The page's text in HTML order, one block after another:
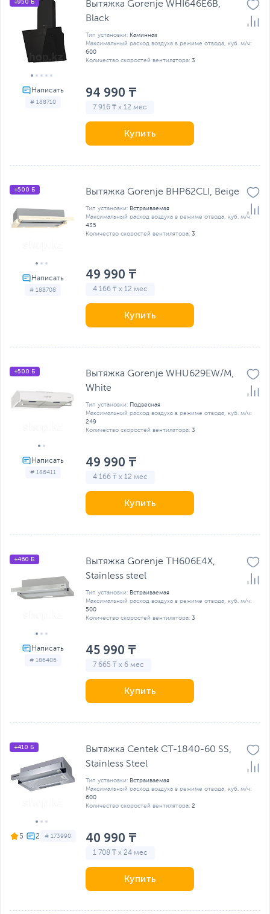
# 188710
+950 Б
Вытяжка Gorenje WHI646E6B,
Black
Тип установки: Каминная
Максимальный расход воздуха в режиме отвода, куб. м/ч:
600
Количество скоростей вентилятора: 3
94 990 ₸
7 916 ₸ x 12 мес
Купить
# 188708
+500 Б Вытяжка Gorenje BHP62CLI, Beige
Тип установки: Встраиваемая
Максимальный расход воздуха в режиме отвода, куб. м/ч:
435
Количество скоростей вентилятора: 3
49 990 ₸
4 166 ₸ x 12 мес
Купить
# 186411
+500 Б
Вытяжка Gorenje WHU629EW/M,
White
Тип установки: Подвесная
Максимальный расход воздуха в режиме отвода, куб. м/ч:
249
Количество скоростей вентилятора: 3
49 990 ₸
4 166 ₸ x 12 мес
Купить
# 186406
+460 Б
Вытяжка Gorenje TH606E4X,
Stainless steel
Тип установки: Встраиваемая
Максимальный расход воздуха в режиме отвода, куб. м/ч:
500
Количество скоростей вентилятора: 3
45 990 ₸
7 665 ₸ x 6 мес
Купить
5 # 173990
+410 Б
Вытяжка Centek СТ-1840-60 SS,
Stainless Steel
Тип установки: Встраиваемая
Максимальный расход воздуха в режиме отвода, куб. м/ч:
600
Количество скоростей вентилятора: 2
40 990 ₸
1 708 ₸ x 24 мес
Купить